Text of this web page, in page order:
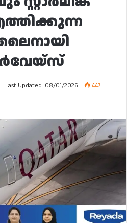
Last Updated: 08/01/2026
447